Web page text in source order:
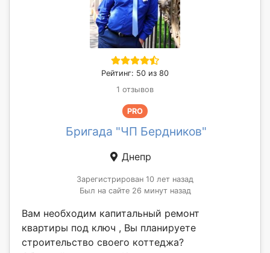
Рейтинг: 50 из 80
1 отзывов
PRO
Бригада "ЧП Бердников"
Днепр
Зарегистрирован 10 лет назад
Был на сайте 26 минут назад
Вам необходим капитальный ремонт
квартиры под ключ , Вы планируете
строительство своего коттеджа?